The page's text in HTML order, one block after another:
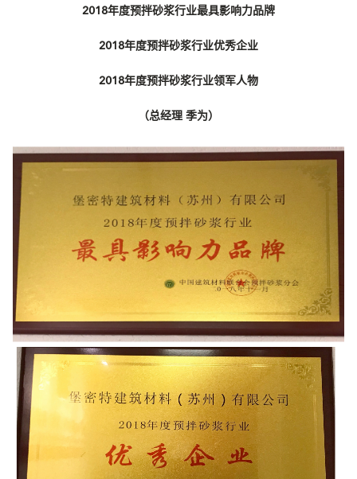
2018年度预拌砂浆行业最具影响力品牌
2018年度预拌砂浆行业优秀企业
2018年度预拌砂浆行业领军人物
（总经理 季为）